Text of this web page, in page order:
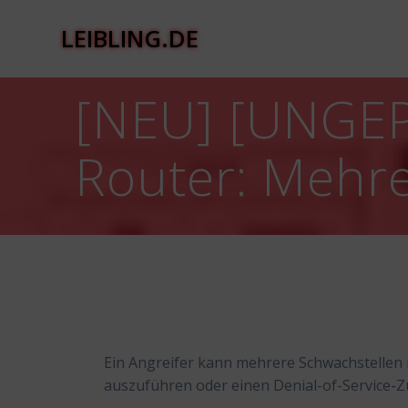
LEIBLING.DE
[NEU]
Router:
Ein Angreifer kann mehrere
auszuführen oder einen Denial-of-Service-